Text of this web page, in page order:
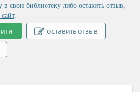
в свою библиотеку либо оставить отзыв,
.
оставить отзыв